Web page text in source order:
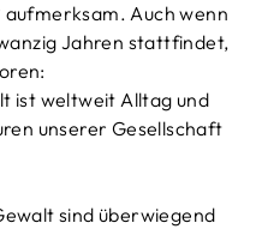
Auch wenn
Jahren stattfindet,
ist weltweit Alltag und
unserer Gesellschaft
sind überwiegend